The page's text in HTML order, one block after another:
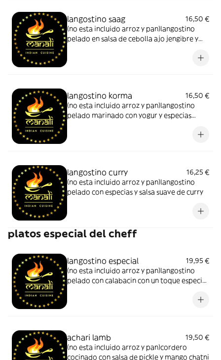
langostino saag
16,50 €
(no esta incluido arroz y pan)langostino
pelado en salsa de cebolla ajo jengibre y
langostino korma
16,50 €
(no esta incluido arroz y pan)langostino
pelado marinado con yogur y especias
langostino curry
16,25 €
(no esta incluido arroz y pan)langostino
pelado con especias y salsa suave de curry
platos especial del cheff
langostino especial
19,95 €
(no esta incluido arroz y pan)langostino
pelado con calabacin con un toque especial
achari lamb
19,50 €
(no esta incluido arroz y pan)cordero
cocinado con salsa de pickle y mango chatni